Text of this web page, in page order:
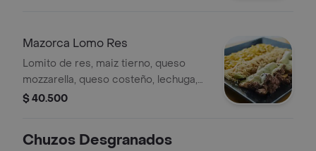
Mazorca Lomo Res
Lomito de res, maiz tierno, queso
mozzarella, queso costeño, lechuga,
papa chongo y salsa tártara.
$ 40.500
Chuzos Desgranados